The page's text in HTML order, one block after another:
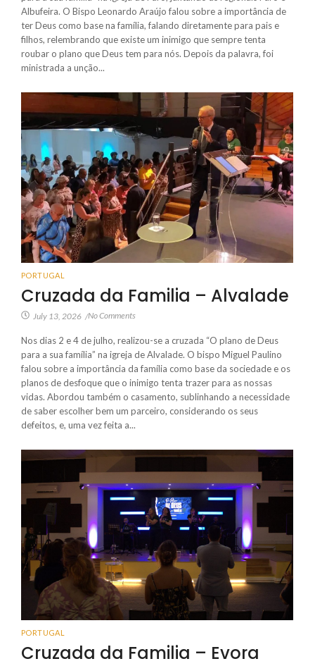
Albufeira. O Bispo Leonardo Araújo falou sobre a importância de
ter Deus como base na família, falando diretamente para pais e
filhos, relembrando que existe um inimigo que sempre tenta
roubar o plano que Deus tem para nós. Depois da palavra, foi
ministrada a unção...
PORTUGAL
Cruzada da Familia – Alvalade
July 13, 2026 /No Comments
Nos dias 2 e 4 de julho, realizou-se a cruzada “O plano de Deus
para a sua família” na igreja de Alvalade. O bispo Miguel Paulino
falou sobre a importância da família como base da sociedade e os
planos de desfoque que o inimigo tenta trazer para as nossas
vidas. Abordou também o casamento, sublinhando a necessidade
de saber escolher bem um parceiro, considerando os seus
defeitos, e, uma vez feita a...
PORTUGAL
Cruzada da Familia – Evora